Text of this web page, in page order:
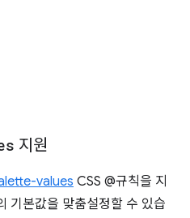
지원
values CSS @규칙을 지
기본값을 맞춤설정할 수 있습